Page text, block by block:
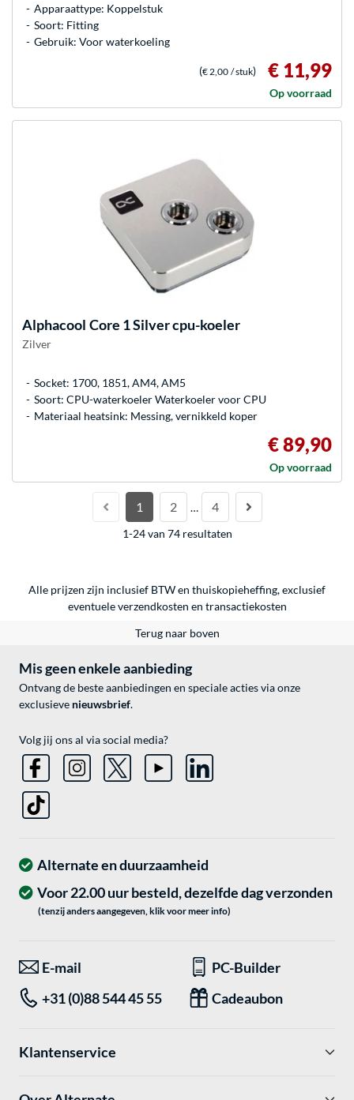
Apparaattype: Koppelstuk
Soort: Fitting
Gebruik: Voor waterkoeling
(€ 2,00 / stuk) € 11,99
Op voorraad
Alphacool Core 1 Silver cpu-koeler
Zilver
Socket: 1700, 1851, AM4, AM5
Soort: CPU-waterkoeler Waterkoeler voor CPU
Materiaal heatsink: Messing, vernikkeld koper
€ 89,90
Op voorraad
1 2 … 4
1-24 van 74 resultaten
Alle prijzen zijn inclusief BTW en thuiskopieheffing, exclusief
eventueleverzendkosten en transactiekosten
Terug naar boven
Mis geen enkele aanbieding
Ontvang de beste aanbiedingen en speciale acties via onze
exclusieve nieuwsbrief.
Volg jij ons al via social media?
Alternate en duurzaamheid
Voor 22.00 uur besteld, dezelfde dag verzonden
(tenzij anders aangegeven, klik voor meer info)
E-mail
PC-Builder
+31 (0)88 544 45 55
Cadeaubon
Klantenservice